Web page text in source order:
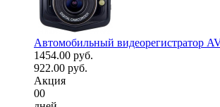
Автомобильный видеорегистратор
1454.00 руб.
922.00 руб.
Акция
00